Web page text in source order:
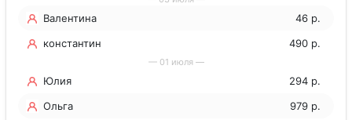
Валентина
46 р.
константин
490 р.
— 01 июля —
Юлия
294 р.
Ольга
979 р.